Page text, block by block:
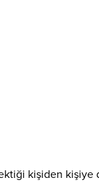
kişiden